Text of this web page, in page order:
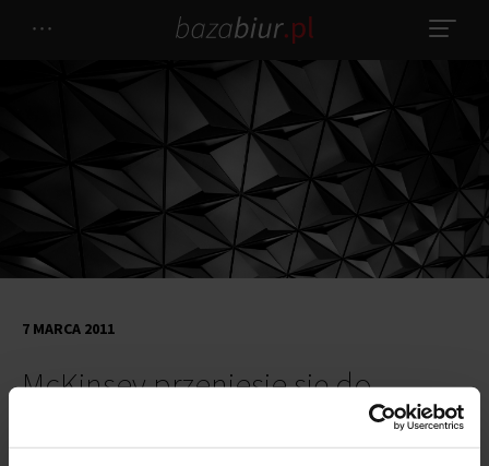
McKinsey przeniesie się do
kompleksu Malta Office Park
7 MARCA 2011